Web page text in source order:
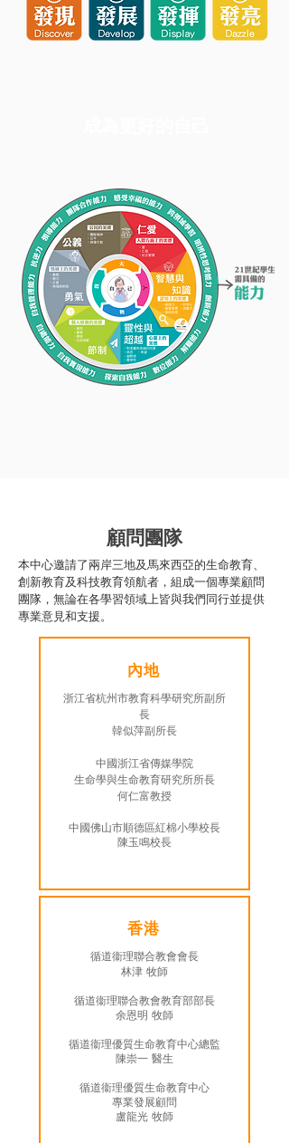
顧問團隊
本中心邀請了兩岸三地及馬來西亞的生命教育、
創新教育及科技教育領航者，組成一個專業顧問
團隊，無論在各學習領域上皆與我們同行並提供
專業意見和支援。
內地
浙江省杭州市教育科學研究所副所
長
韓似萍副所長
中國浙江省傳媒學院
生命學與生命教育研究所所長
何仁富教授
中國佛山市順德區紅棉小學校長
陳玉鳴校長
香港
循道衞理聯合教會會長
林津 牧師
循道衞理聯合教會教育部部長
余恩明 牧師
循道衞理優質生命教育中心總監
陳崇一 醫生
循道衞理優質生命教育中心
專業發展顧問
盧龍光 牧師